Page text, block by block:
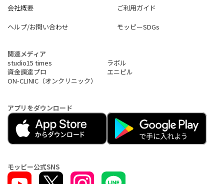
会社概要
ご利用ガイド
ヘルプ/お問い合わせ
モッピーSDGs
関連メディア
studio15 times
ラボル
資金調達プロ
エニピル
ON-CLINIC（オンクリニック）
アプリをダウンロード
モッピー公式SNS